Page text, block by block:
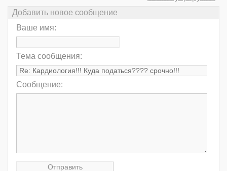
Добавить новое сообщение
Ваше имя:
Тема сообщения:
Сообщение: